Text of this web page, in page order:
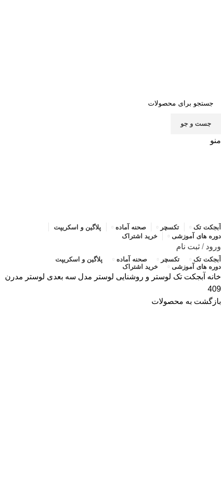
جست و جو
منو
آبجکت تک تکسچر صحنه آماده
پلاگین و اسکریپت
دوره های آموزشی
خرید اشتراک
ورود / ثبت نام
آبجکت تک تکسچر صحنه آماده
پلاگین و اسکریپت
دوره های آموزشی
خرید اشتراک
خانه آبجکت تک لوستر و روشنایی لوستر مدل سه بعدی لوستر مدرن
409
بازگشت به محصولات